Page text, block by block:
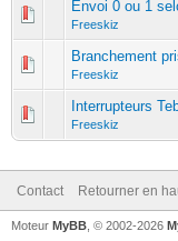
Envoi 0 ou 1
Freeskiz
Branchement
Freeskiz
Interrupteurs
Freeskiz
Contact Retourner en
Moteur MyBB , © 2002-2026